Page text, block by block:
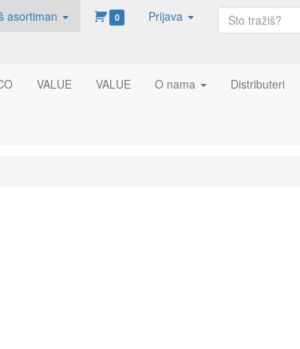
asortiman 0 Prijava
VALUE VALUE O nama Distributeri